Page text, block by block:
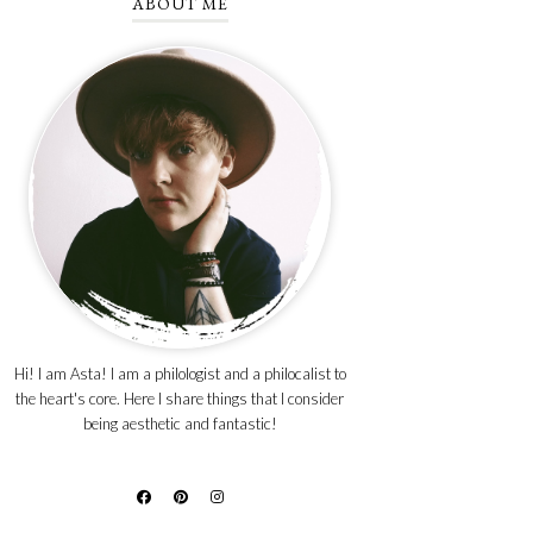
Hi! I am Asta! I am a philologist and a philocalist to
the heart's core. Here I share things that I consider
being aesthetic and fantastic!